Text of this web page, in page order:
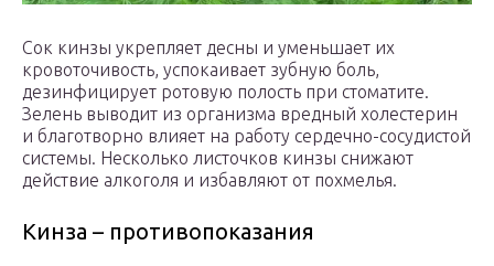
Сок кинзы укрепляет десны и уменьшает их
кровоточивость, успокаивает зубную боль,
дезинфицирует ротовую полость при стоматите.
Зелень выводит из организма вредный холестерин
и благотворно влияет на работу сердечно-сосудистой
системы. Несколько листочков кинзы снижают
действие алкоголя и избавляют от похмелья.
Кинза – противопоказания